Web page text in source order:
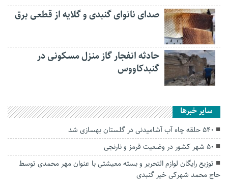
صدای نانوای گنبدی و گلایه از قطعی برق
حادثه انفجار گاز منزل مسکونی در
گنبدکاووس
سایر خبرها
۵۴۰ حلقه چاه آب آشامیدنی در گلستان بهسازی شد
۵۰ شهر کشور در وضعیت قرمز و نارنجی
توزیع رایگان لوازم التحریر و بسته معیشتی با عنوان مهر‌ محمدی توسط
حاج محمد شهرکی خیر گنبدی